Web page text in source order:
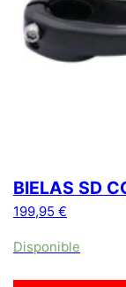
BIELAS SD
199,95 €
Disponible